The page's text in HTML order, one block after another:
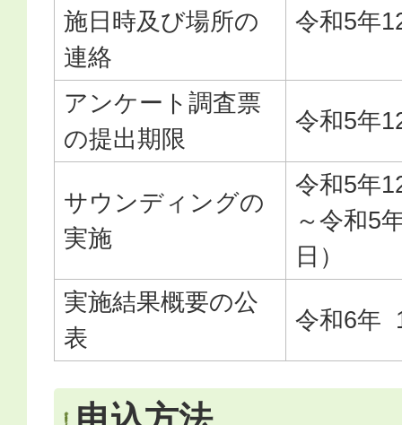
施日時及び場所の
連絡
令和5年
アンケート調査票
の提出期限
令和5年
サウンディングの
実施
令和5年
～令和5
日）
実施結果概要の公
表
令和6年